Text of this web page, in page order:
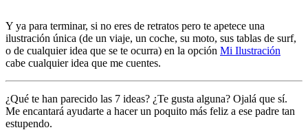
Y ya para terminar, si no eres de retratos pero te apetece una
ilustración única (de un viaje, un coche, su moto, sus tablas de surf,
o de cualquier idea que se te ocurra) en la opción Mi Ilustración
cabe cualquier idea que me cuentes.
¿Qué te han parecido las 7 ideas? ¿Te gusta alguna? Ojalá que sí.
Me encantará ayudarte a hacer un poquito más feliz a ese padre tan
estupendo.